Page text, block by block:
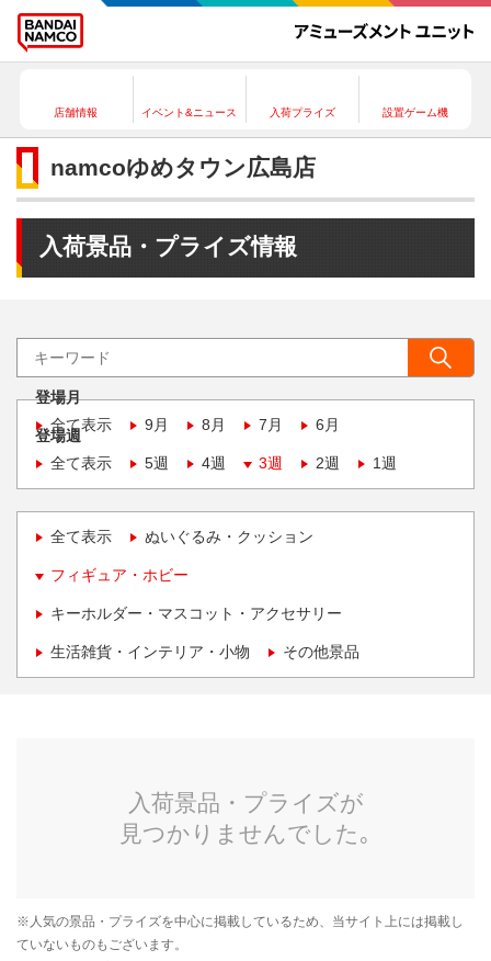
店舗情報 イベント&ニュース 入荷プライズ 設置ゲーム機
namcoゆめタウン広島店
入荷景品・プライズ情報
登場月
全て表示
9月 8月 7月 6月
登場週
全て表示
5週 4週 3週 2週 1週
全て表示 ぬいぐるみ・クッション
フィギュア・ホビー
キーホルダー・マスコット・アクセサリー
生活雑貨・インテリア・小物 その他景品